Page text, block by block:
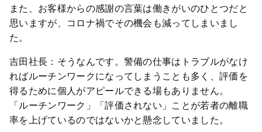
また、お客様からの感謝の言葉は働きがいのひとつだと
思いますが、コロナ禍でその機会も減ってしまいまし
た。
吉田社長：そうなんです。警備の仕事はトラブルがなけ
ればルーチンワークになってしまうことも多く、評価を
得るために個人がアピールできる場もありません。
「ルーチンワーク」「評価されない」ことが若者の離職
率を上げているのではないかと懸念していました。